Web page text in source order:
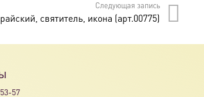
вариаций.
Опции
Следующая запись
святитель, икона (арт.00775)
57